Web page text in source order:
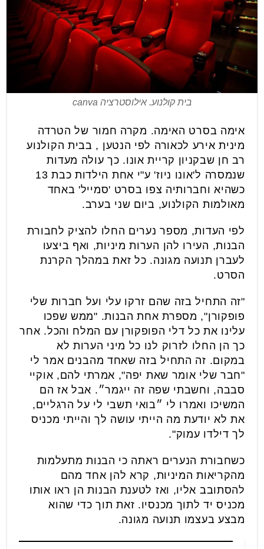
בית קולנוע. אילוסטרציה canva
אימה בסרט האימה. מקרה חמור של הטרדה
מינית אירע לכאורה לפי הנטען , בבית הקולנוע
רב חן שבקניון קריית אונו. כך עולה מעדות
שנמסרה ל'אונו ניוז' ע"י אחת הילדות כבת 13
כשהיא וחברותיה צפו בסרט 'סמייל' באחד
מאולמות הקולנוע, ביום שני בערב.
לפי העדות, מספר נערים החלו להציק לחבורת
הבנות, העירו להן הערות מיניות, ואף ביצעו
לעברן תנועה מגונה. כל זאת במהלך הקרנת
הסרט.
"זה התחיל בזה שהם זרקו עלי ועל חברות שלי
פופקורן", מספרת אחת הבנות. "ממש שפכו
עלינו את כל דלי הפופקורן עם המלח והכל. אחר
כך הן החלו לזרוק לנו כל מיני הערות לא
במקום. זה התחיל בזה שאחד מהבנים אמר לי
"חבר שלי אומר שאת יפה", אמרתי להם, אוקיי
סבבה, וחשבתי שפה זה ייגמר״. אבל אז הם
המשיכו ואמרו לי ״בואי תשבי לי על הרגליים,
את לא יודעת מה הייתי עושה לך והייתי מכניס
לך דילדו עמוק".
כשחבורת הנערים ראתה כי הבנות מתעלמות
מהקריאות המיניות, קרא להן אחד מהם
להסתובב אליו, ואז לטענת הבנות הן ראו אותו
מכניס יד לתוך מכנסיו. זאת תוך כדי שהוא
מבצע בעצמו תנועה מגונה.